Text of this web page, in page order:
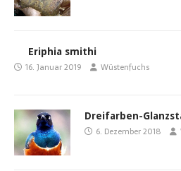
Eriphia smithi
16. Januar 2019 Wüstenfuchs
Dreifarben-
6. Dezember 2018